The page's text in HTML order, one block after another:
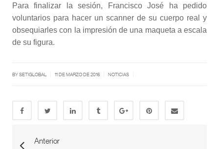
Para finalizar la sesión, Francisco José ha pedido
voluntarios para hacer un scanner de su cuerpo real y
obsequiarles con la impresión de una maqueta a escala
de su figura.
BY SETIGLOBAL 11 DE MARZO DE 2016 NOTICIAS
Anterior